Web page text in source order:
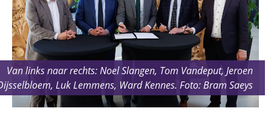
Van links naar rechts: Noel Slangen, Tom Vandeput, Jeroen
Luk Lemmens, Ward Kennes. Foto: Bram Saeys